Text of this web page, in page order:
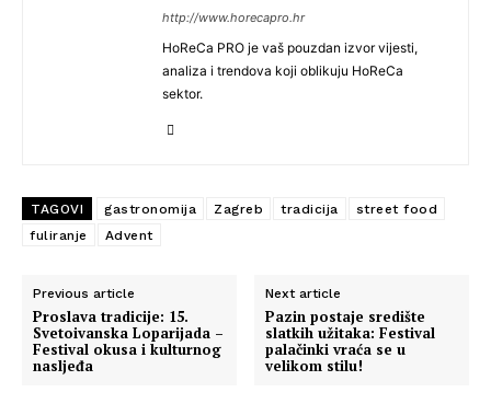
http://www.horecapro.hr
HoReCa PRO je vaš pouzdan izvor vijesti,
analiza i trendova koji oblikuju HoReCa
sektor.
TAGOVI gastronomija Zagreb tradicija
street food
fuliranje
Advent
Previous article
Proslava tradicije: 15.
Svetoivanska Loparijada –
Festival okusa i kulturnog
nasljeđa
Next article
Pazin postaje središte
slatkih užitaka: Festival
palačinki vraća se u
velikom stilu!